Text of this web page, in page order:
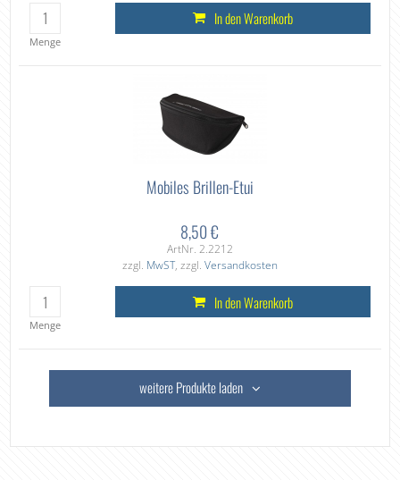
Menge
In den Warenkorb
Mobiles Brillen-Etui
8,50 €
ArtNr. 2.2212
zzgl. MwST, zzgl. Versandkosten
Menge
In den Warenkorb
weitere Produkte laden